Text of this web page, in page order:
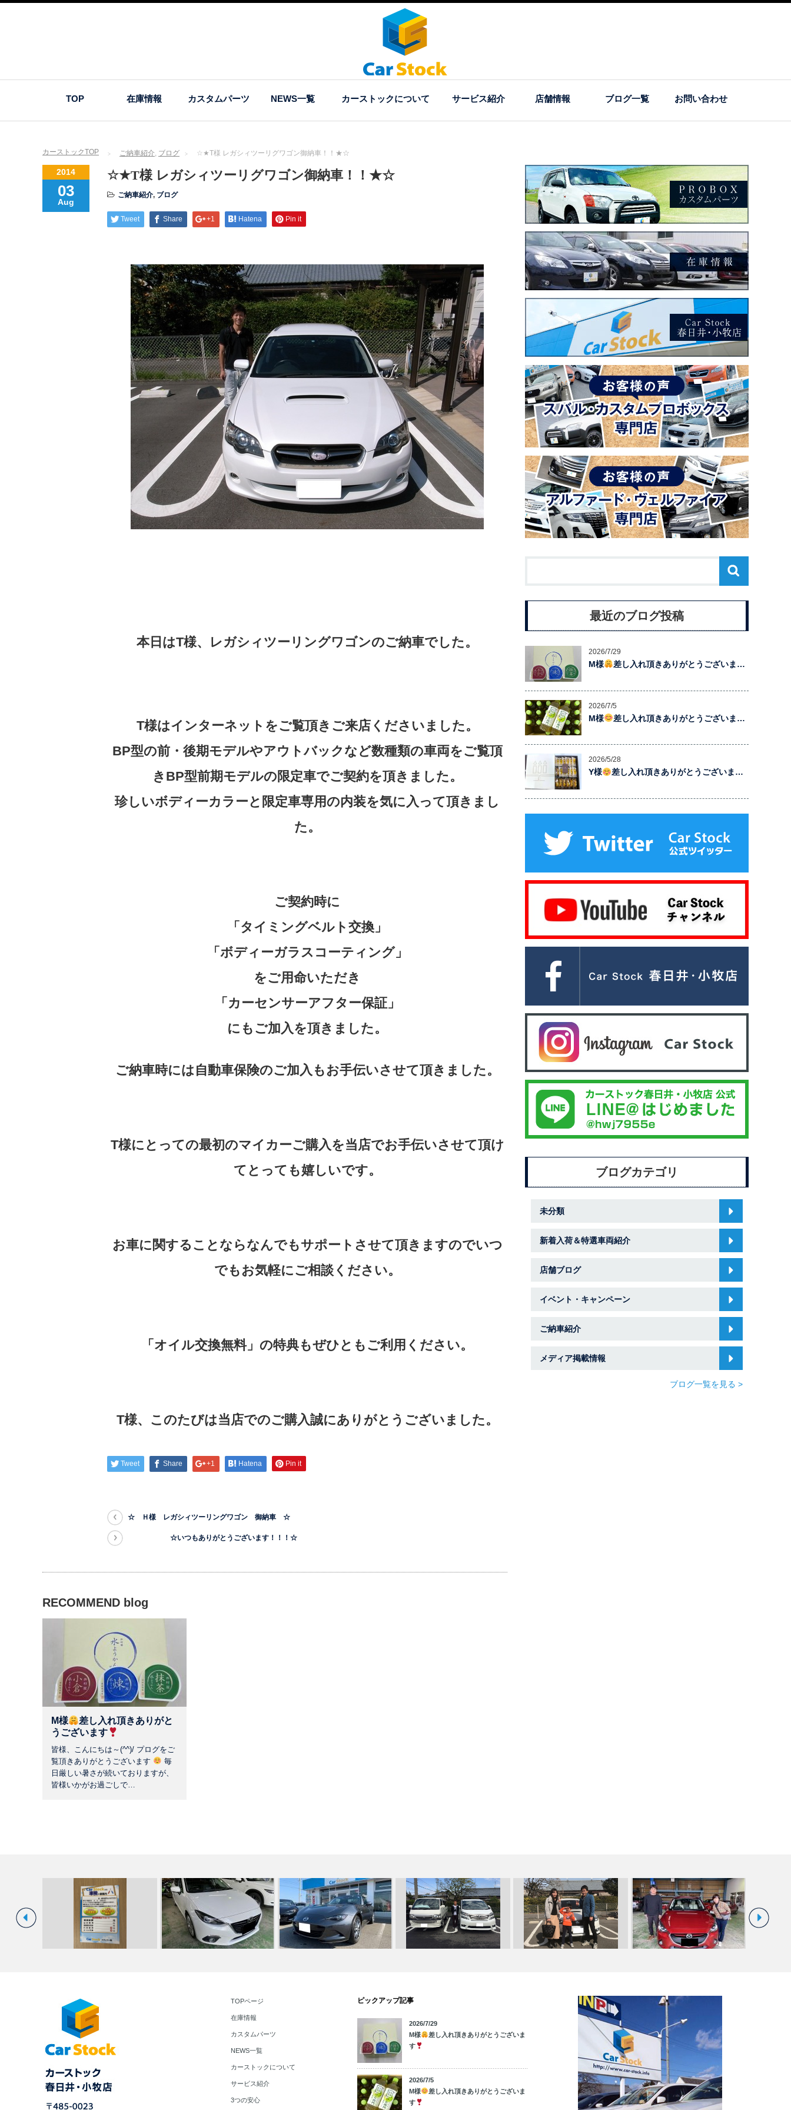
TOP 在庫情報 カスタムパーツ NEWS一覧 カーストックについて サービス紹介 店舗情報 ブログ一覧 お問い合わせ
カーストックTOP ご納車紹介, ブログ ☆★T様 レガシィツーリグワゴン御納車！！★☆
2014
03
Aug
☆★T様 レガシィツーリグワゴン御納車！！★☆
ご納車紹介, ブログ
Tweet Share +1 Hatena Pin it
本日はT様、レガシィツーリングワゴンのご納車でした。
T様はインターネットをご覧頂きご来店くださいました。
BP型の前・後期モデルやアウトバックなど数種類の車両をご覧頂
きBP型前期モデルの限定車でご契約を頂きました。
珍しいボディーカラーと限定車専用の内装を気に入って頂きまし
た。
ご契約時に
「タイミングベルト交換」
「ボディーガラスコーティング」
をご用命いただき
「カーセンサーアフター保証」
にもご加入を頂きました。
ご納車時には自動車保険のご加入もお手伝いさせて頂きました。
T様にとっての最初のマイカーご購入を当店でお手伝いさせて頂け
てとっても嬉しいです。
お車に関することならなんでもサポートさせて頂きますのでいつ
でもお気軽にご相談ください。
「オイル交換無料」の特典もぜひともご利用ください。
T様、このたびは当店でのご購入誠にありがとうございました。
Tweet Share +1 Hatena Pin it
☆ Ｈ様 レガシィツーリングワゴン 御納車 ☆
☆いつもありがとうございます！！！☆
RECOMMEND blog
M様
差し入れ頂きありがと
うございます
皆様、こんにちは～(^^)/ プログをご
覧頂きありがとうございます
毎
日厳しい暑さが続いておりますが、
皆様いかがお過ごしで…
最近のブログ投稿
2026/7/29
M様 差し入れ頂きありがとうございま…
2026/7/5
M様 差し入れ頂きありがとうございま…
2026/5/28
Y様 差し入れ頂きありがとうございま…
ブログカテゴリ
未分類
新着入荷＆特選車両紹介
店舗ブログ
イベント・キャンペーン
ご納車紹介
メディア掲載情報
ブログ一覧を見る >
春日井・小…
ア 御納車…
K様 デミオ ご納車☆中川・港店☆
TOPページ
在庫情報
カスタムパーツ
NEWS一覧
カーストックについて
サービス紹介
3つの安心
ピックアップ記事
2026/7/29
M様
差し入れ頂きありがとうございま
す
2026/7/5
M様
差し入れ頂きありがとうございま
す